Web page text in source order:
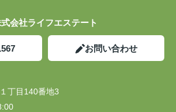
会社ライフエステート
お問い合わせ
丁目140番地3